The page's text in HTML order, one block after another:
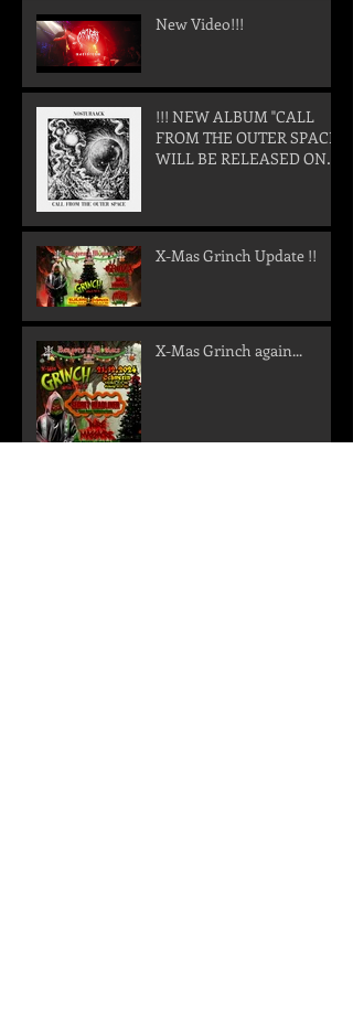
New Video!!!
!!! NEW ALBUM "CALL
FROM THE OUTER SPACE"
WILL BE RELEASED ON
X-Mas Grinch Update !!
X-Mas Grinch again...